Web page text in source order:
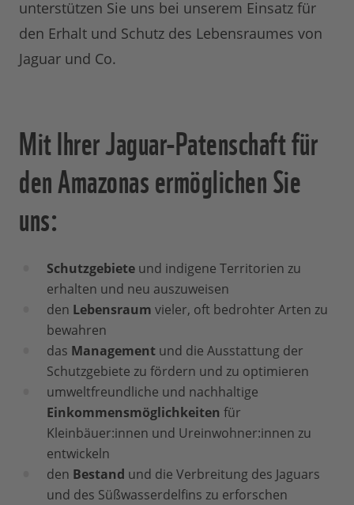
unterstützen Sie uns bei unserem Einsatz für
den Erhalt und Schutz des Lebensraumes von
Jaguar und Co.
Mit Ihrer Jaguar-Patenschaft für
den Amazonas ermöglichen Sie
uns:
Schutzgebiete und indigene Territorien zu
erhalten und neu auszuweisen
den Lebensraum vieler, oft bedrohter Arten zu
bewahren
das Management und die Ausstattung der
Schutzgebiete zu fördern und zu optimieren
umweltfreundliche und nachhaltige
Einkommensmöglichkeiten für
Kleinbäuer:innen und Ureinwohner:innen zu
entwickeln
den Bestand und die Verbreitung des Jaguars
und des Süßwasserdelfins zu erforschen